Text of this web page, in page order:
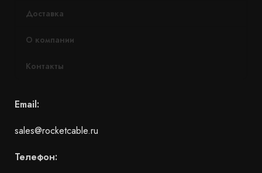
Доставка
О компании
Контакты
Email:
sales@rocketcable.ru
Телефон: